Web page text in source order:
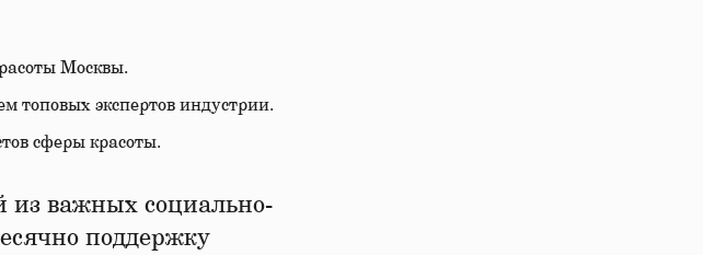
Москвы.
топовых экспертов индустрии.
сферы красоты.
из важных социально-
поддержку